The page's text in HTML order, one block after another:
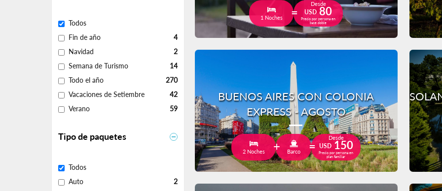
Todos
Fin de año
4
Navidad
2
Semana de Turismo
14
Todo el año
270
Vacaciones de Setiembre
42
Verano
59
Tipo de paquetes
Todos
Auto
2
1 Noches
Desde
USD 80
Precio por persona en
base doble
BUENOS AIRES CON COLONIA
EXPRESS - AGOSTO
2 Noches Barco
Desde
USD150
Precio por persona en
plan familiar